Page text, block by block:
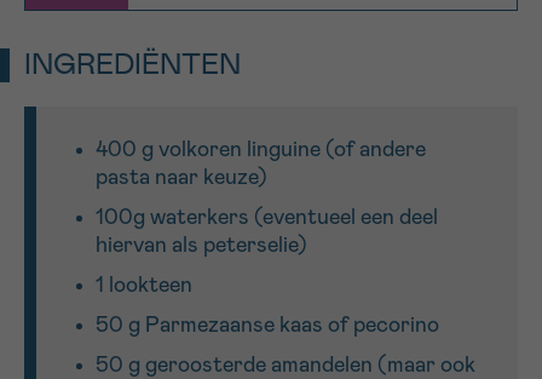
INGREDIËNTEN
400 g volkoren linguine (of andere
pasta naar keuze)
100g waterkers (eventueel een deel
hiervan als peterselie)
1 lookteen
50 g Parmezaanse kaas of pecorino
50 g geroosterde amandelen (maar ook
Ik aanvaard degebruiksvoorwaarden